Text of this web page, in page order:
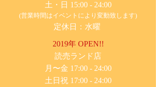
土・日 15:00 - 24:00
(営業時間はイベントにより変動致します)
定休日：水曜
2019年 OPEN!!
​読売ランド店
月〜金 17:00 - 24:00
土日祝 17:00 - 24:00